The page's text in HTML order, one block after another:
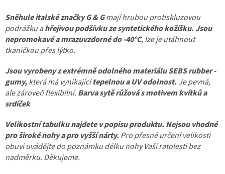
cena:
Sněhule italské značky G & Gmají hrubou protiskluzovou
podrážku ahřejivou podšívku ze syntetického kožíšku.Jsou
nepromokavé amrazuvzdorné do -40°C, lze je utáhnout
tkaničkou přes lýtko.
Jsou vyrobeny z extrémně odolného materiálu SEBS rubber -
gumy,která má vynikajícítepelnou a UV odolnost.Je pevná,
ale zároveň flexibilní. Barva sytě růžová s motivem kvítků a
srdíček
Velikostní tabulku najdete v popisu produktu.Nejsou vhodné
pro široké nohy a pro vyšší nárty.Pro přesné určení velikosti
obuvi uvádějte do poznámku délku nohy Vaší ratolesti bez
nadměrku. Děkujeme.